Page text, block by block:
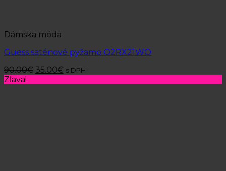
Dámska móda
Guess saténové pyžamo O2RX21WO
90.00€ 35.00€ s DPH
Zľava!